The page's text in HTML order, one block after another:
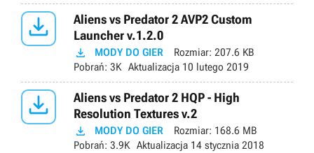

Aliens vs Predator 2 AVP2 Custom
Launcher v.1.2.0
 MODY DO GIER Rozmiar: 207.6 KB
Pobrań: 3K Aktualizacja 10 lutego 2019

Aliens vs Predator 2 HQP - High
Resolution Textures v.2
 MODY DO GIER Rozmiar: 168.6 MB
Pobrań: 3.9K Aktualizacja 14 stycznia 2018